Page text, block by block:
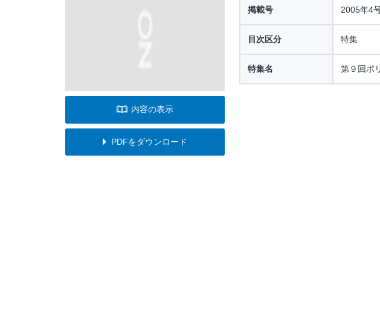
内容の表示
PDFをダウンロード
掲載号 2005年4
目次区分 特集
特集名 第９回ポ